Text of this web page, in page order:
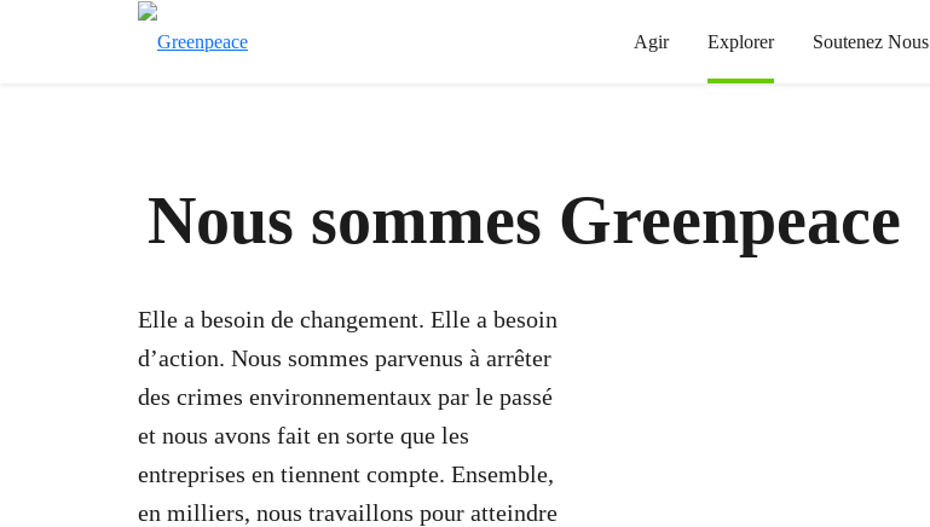
Agir Explorer Soutenez Nous
Nous sommes Greenpeace
Elle a besoin de changement. Elle a besoin
d’action. Nous sommes parvenus à arrêter
des crimes environnementaux par le passé
et nous avons fait en sorte que les
entreprises en tiennent compte. Ensemble,
en milliers, nous travaillons pour atteindre